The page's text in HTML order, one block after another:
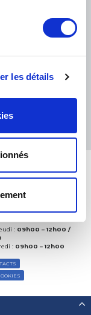
les détails
FRANCE EXPRESS, DPD
: 09h00 – 12h00 /
: 09h00 – 12h00